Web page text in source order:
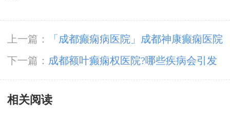
上一篇：
「成都癫痫病医院」成都神康癫痫医院
开展5.12国际护士节户外团建庆典活动
下一篇： 成都额叶癫痫权医院?哪些疾病会引发
癫痫病?
相关阅读